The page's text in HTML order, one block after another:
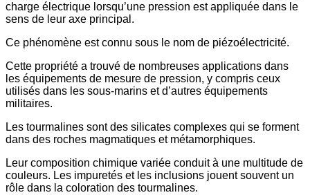
charge électrique lorsqu’une pression est appliquée dans le
sens de leur axe principal.
Ce phénomène est connu sous le nom de piézoélectricité.
Cette propriété a trouvé de nombreuses applications dans
les équipements de mesure de pression, y compris ceux
utilisés dans les sous-marins et d’autres équipements
militaires.
Les tourmalines sont des silicates complexes qui se forment
dans des roches magmatiques et métamorphiques.
Leur composition chimique variée conduit à une multitude de
couleurs. Les impuretés et les inclusions jouent souvent un
rôle dans la coloration des tourmalines.